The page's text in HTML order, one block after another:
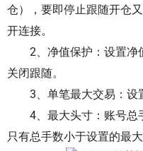
仓），要即停止跟随开仓
开连接。
2、净值保护：设置
关闭跟随。
3、单笔最大交易：设
4、最大头寸：账号总
只有总手数小于设置的最